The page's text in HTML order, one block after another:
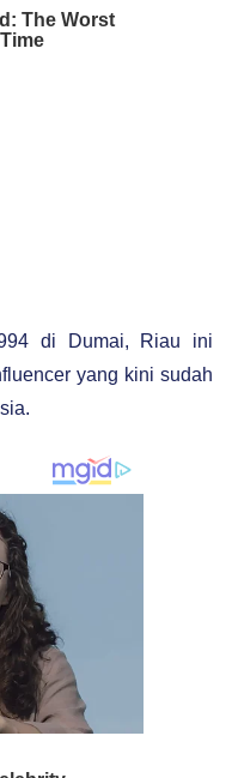
di Dumai, Riau ini
yang kini sudah